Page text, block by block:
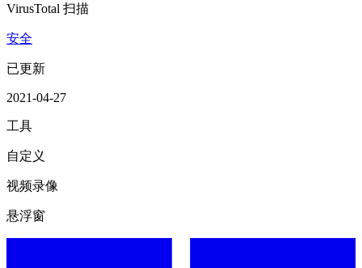
VirusTotal 扫描
安全
已更新
2021-04-27
工具
自定义
视频录像
悬浮窗